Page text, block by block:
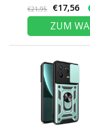
€21,95 €17,56
ZUM